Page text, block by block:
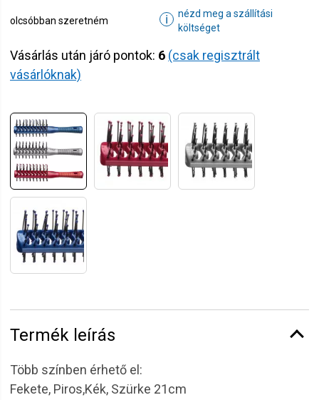
olcsóbban szeretném ℹ
nézd meg a szállítási
költséget
Vásárlás után járó pontok: 6 (csak regisztrált
vásárlóknak)
Termék leírás
Több színben érhető el:
Fekete, Piros,Kék, Szürke 21cm